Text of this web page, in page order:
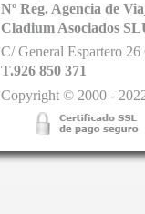
Nº Reg. Agencia de
Cladium Asociados
C/ General Espartero
T.926 850 371
Copyright © 2000 -